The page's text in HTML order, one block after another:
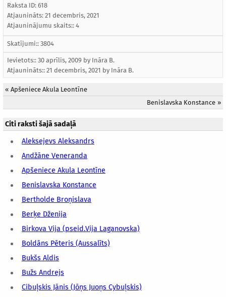
Raksta ID: 618
Atjaunināts: 21 decembris, 2021
Atjauninājumu skaits:: 4
Skatījumi:: 3804
Ievietots:: 30 aprīlis, 2009 by Ināra B.
Atjaunināts:: 21 decembris, 2021 by Ināra B.
« Apšeniece Akula Leontīne
Benislavska Konstance »
Citi raksti šajā sadaļā
Aleksejevs Aleksandrs
Andžāne Veneranda
Apšeniece Akula Leontīne
Benislavska Konstance
Bertholde Broņislava
Berķe Dženija
Birkova Vija (pseid.Vija Laganovska)
Boldāns Pēteris (Aussalīts)
Bukšs Aldis
Bužs Andrejs
Cibuļskis Jānis (Jōņs Juoņs Cybuļskis)